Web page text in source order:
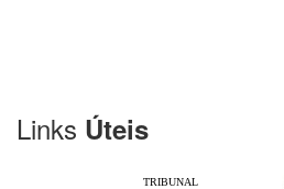
Links Úteis
TRIBUNAL